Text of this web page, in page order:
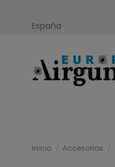
España
Inicio Accesorios